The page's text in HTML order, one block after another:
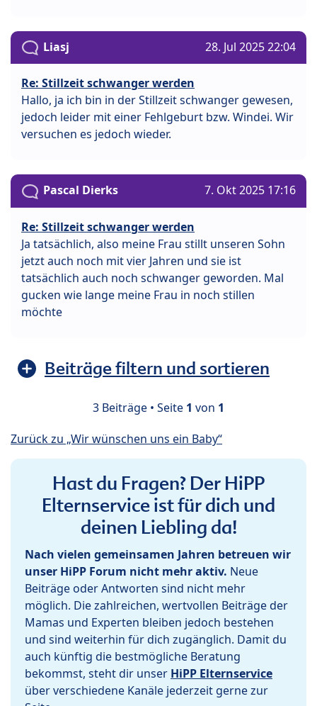
Liasj 28. Jul 2025 22:04
Re: Stillzeit schwanger werden
Hallo, ja ich bin in der Stillzeit schwanger gewesen,
jedoch leider mit einer Fehlgeburt bzw. Windei. Wir
versuchen es jedoch wieder.
Pascal Dierks 7. Okt 2025 17:16
Re: Stillzeit schwanger werden
Ja tatsächlich, also meine Frau stillt unseren Sohn
jetzt auch noch mit vier Jahren und sie ist
tatsächlich auch noch schwanger geworden. Mal
gucken wie lange meine Frau in noch stillen
möchte
Beiträge filtern und sortieren
3 Beiträge • Seite 1 von 1
Zurück zu „Wir wünschen uns ein Baby“
Hast du Fragen? Der HiPP
Elternservice ist für dich und
deinen Liebling da!
Nach vielen gemeinsamen Jahren betreuen wir
unser HiPP Forum nicht mehr aktiv. Neue
Beiträge oder Antworten sind nicht mehr
möglich. Die zahlreichen, wertvollen Beiträge der
Mamas und Experten bleiben jedoch bestehen
und sind weiterhin für dich zugänglich. Damit du
auch künftig die bestmögliche Beratung
bekommst, steht dir unser HiPP Elternservice
über verschiedene Kanäle jederzeit gerne zur